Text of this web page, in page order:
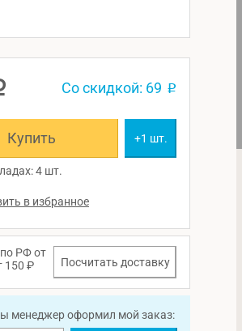
Со скидкой: 69 p
Купить +1 шт.
4 шт.
РФ от
150 ₽
Посчитать доставку
менеджер оформил мой заказ: